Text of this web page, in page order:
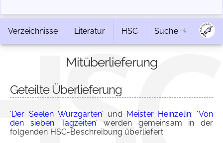
Verzeichnisse Literatur HSC Suche
Mitüberlieferung
Geteilte Überlieferung
'Der Seelen Wurzgarten' und Meister Heinzelin: 'Von
den sieben Tagzeiten' werden gemeinsam in der
folgenden HSC-Beschreibung überliefert: